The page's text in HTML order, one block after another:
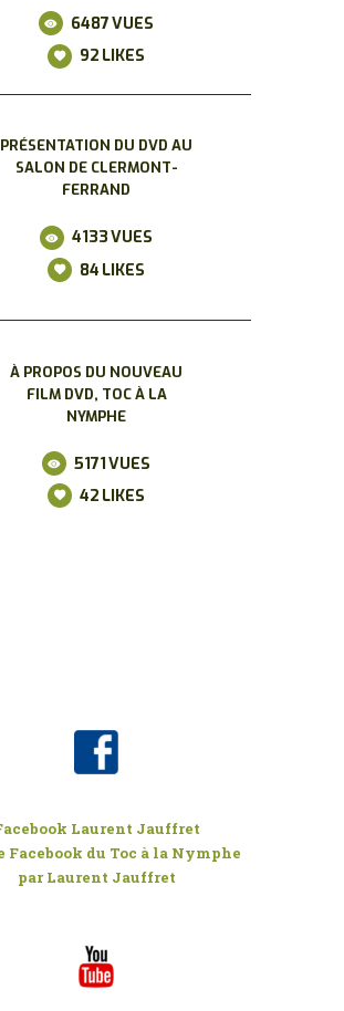
6487VUES
92 LIKES
PRÉSENTATION DU DVD AU
SALON DE CLERMONT-
FERRAND
4133VUES
84 LIKES
À PROPOS DU NOUVEAU
FILM DVD, TOC À LA
NYMPHE
5171VUES
42 LIKES
Laurent Jauffret
Facebook du Toc à la Nymphe
par Laurent Jauffret